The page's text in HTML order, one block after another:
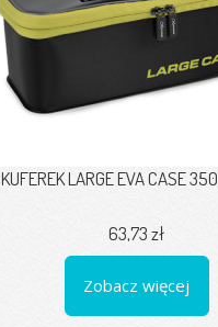
KUFEREK LARGE EVA CASE
63,73 zł
Zobacz więcej